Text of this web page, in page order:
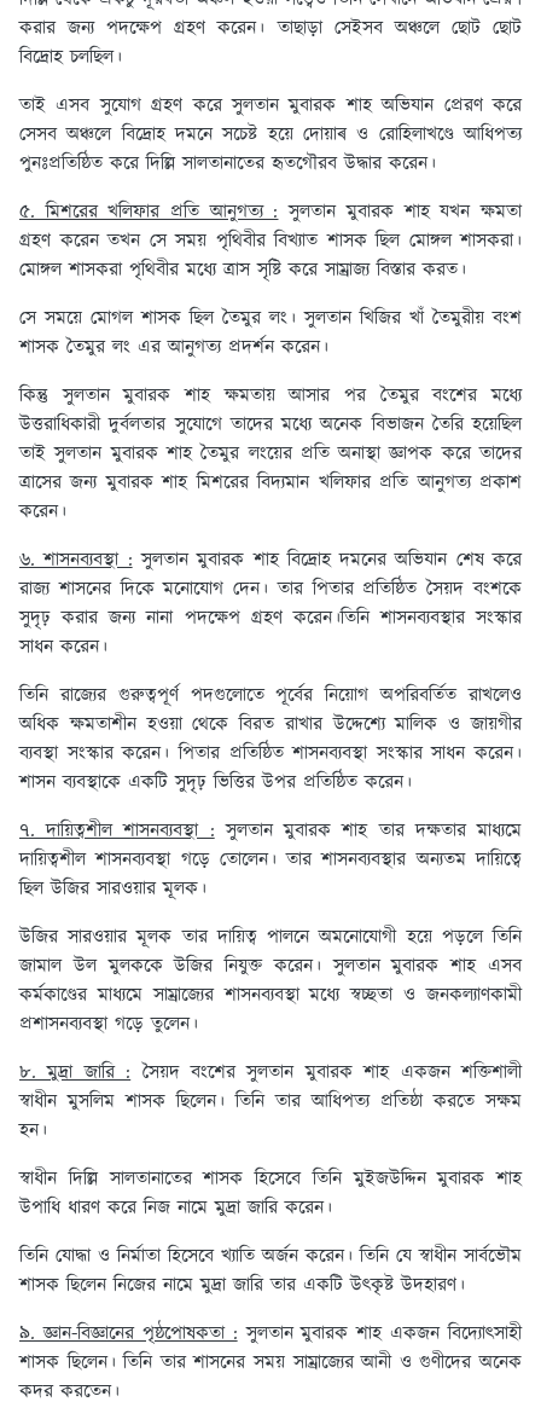
করার জন্য পদক্ষেপ গ্রহণ করেন। তাছাড়া সেইসব অঞ্চলে ছোট ছোট
বিদ্রোহ চলছিল।
তাই এসব সুযোগ গ্রহণ করে সুলতান মুবারক শাহ অভিযান প্রেরণ করে
সেসব অঞ্চলে বিদ্রোহ দমনে সচেষ্ট হয়ে দোয়াৰ ও রোহিলাখণ্ডে আধিপত্য
পুনঃপ্রতিষ্ঠিত করে দিল্লি সালতানাতের হৃতগৌরব উদ্ধার করেন।
৫. মিশরের খলিফার প্রতি আনুগত্য :সুলতান মুবারক শাহ যখন ক্ষমতা
গ্রহণ করেন তখন সে সময় পৃথিবীর বিখ্যাত শাসক ছিল মোঙ্গল শাসকরা।
মোঙ্গল শাসকরা পৃথিবীর মধ্যে ত্রাস সৃষ্টি করে সাম্রাজ্য বিস্তার করত।
সে সময়ে মোগল শাসক ছিল তৈমুর লং। সুলতান খিজির খাঁ তৈমুরীয় বংশ
শাসক তৈমুর লং এর আনুগত্য প্রদর্শন করেন।
কিন্তু সুলতান মুবারক শাহ ক্ষমতায় আসার পর তৈমুর বংশের মধ্যে
উত্তরাধিকারী দুর্বলতার সুযোগে তাদের মধ্যে অনেক বিভাজন তৈরি হয়েছিল
তাই সুলতান মুবারক শাহ তৈমুর লংয়ের প্রতি অনাস্থা জ্ঞাপক করে তাদের
ত্রাসের জন্য মুবারক শাহ মিশরের বিদ্যমান খলিফার প্রতি আনুগত্য প্রকাশ
করেন।
৬. শাসনব্যবস্থা :সুলতান মুবারক শাহ বিদ্রোহ দমনের অভিযান শেষ করে
রাজ্য শাসনের দিকে মনোযোগ দেন। তার পিতার প্রতিষ্ঠিত সৈয়দ বংশকে
সুদৃঢ় করার জন্য নানা পদক্ষেপ গ্রহণ করেন।তিনি শাসনব্যবস্থার সংস্কার
সাধন করেন।
তিনি রাজ্যের গুরুত্বপূর্ণ পদগুলোতে পূর্বের নিয়োগ অপরিবর্তিত রাখলেও
অধিক ক্ষমতাশীন হওয়া থেকে বিরত রাখার উদ্দেশ্যে মালিক ও জায়গীর
ব্যবস্থা সংস্কার করেন। পিতার প্রতিষ্ঠিত শাসনব্যবস্থা সংস্কার সাধন করেন।
শাসন ব্যবস্থাকে একটি সুদৃঢ় ভিত্তির উপর প্রতিষ্ঠিত করেন।
৭. দায়িত্বশীল শাসনব্যবস্থা :সুলতান মুবারক শাহ তার দক্ষতার মাধ্যমে
দায়িত্বশীল শাসনব্যবস্থা গড়ে তোলেন। তার শাসনব্যবস্থার অন্যতম দায়িত্বে
ছিল উজির সারওয়ার মূলক।
উজির সারওয়ার মূলক তার দায়িত্ব পালনে অমনোযোগী হয়ে পড়লে তিনি
জামাল উল মুলককে উজির নিযুক্ত করেন। সুলতান মুবারক শাহ এসব
কর্মকাণ্ডের মাধ্যমে সাম্রাজ্যের শাসনব্যবস্থা মধ্যে স্বচ্ছতা ও জনকল্যাণকামী
প্রশাসনব্যবস্থা গড়ে তুলেন।
৮. মুদ্রা জারি :সৈয়দ বংশের সুলতান মুবারক শাহ একজন শক্তিশালী
স্বাধীন মুসলিম শাসক ছিলেন। তিনি তার আধিপত্য প্রতিষ্ঠা করতে সক্ষম
হন।
স্বাধীন দিল্লি সালতানাতের শাসক হিসেবে তিনি মুইজউদ্দিন মুবারক শাহ
উপাধি ধারণ করে নিজ নামে মুদ্রা জারি করেন।
তিনি যোদ্ধা ও নির্মাতা হিসেবে খ্যাতি অর্জন করেন। তিনি যে স্বাধীন সার্বভৌম
শাসক ছিলেন নিজের নামে মুদ্রা জারি তার একটি উৎকৃষ্ট উদহারণ।
৯. জ্ঞান-বিজ্ঞানের পৃষ্ঠপোষকতা :সুলতান মুবারক শাহ একজন বিদ্যোৎসাহী
শাসক ছিলেন। তিনি তার শাসনের সময় সাম্রাজ্যের আনী ও গুণীদের অনেক
কদর করতেন।